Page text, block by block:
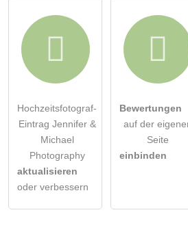
Hochzeitsfotograf-
Eintrag Jennifer &
Michael
Photography
aktualisieren
oder verbessern
Bewertungen
auf der
Seite
einbinden